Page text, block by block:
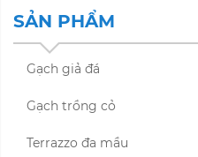
SẢN PHẨM
Gạch giả đá
Gạch trồng cỏ
Terrazzo đa mầu